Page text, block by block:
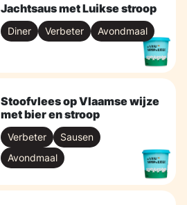
Jachtsaus met Luikse stroop
Diner Verbeter Avondmaal
Stoofvlees op Vlaamse wijze
met bier en stroop
Verbeter
Sausen
Avondmaal